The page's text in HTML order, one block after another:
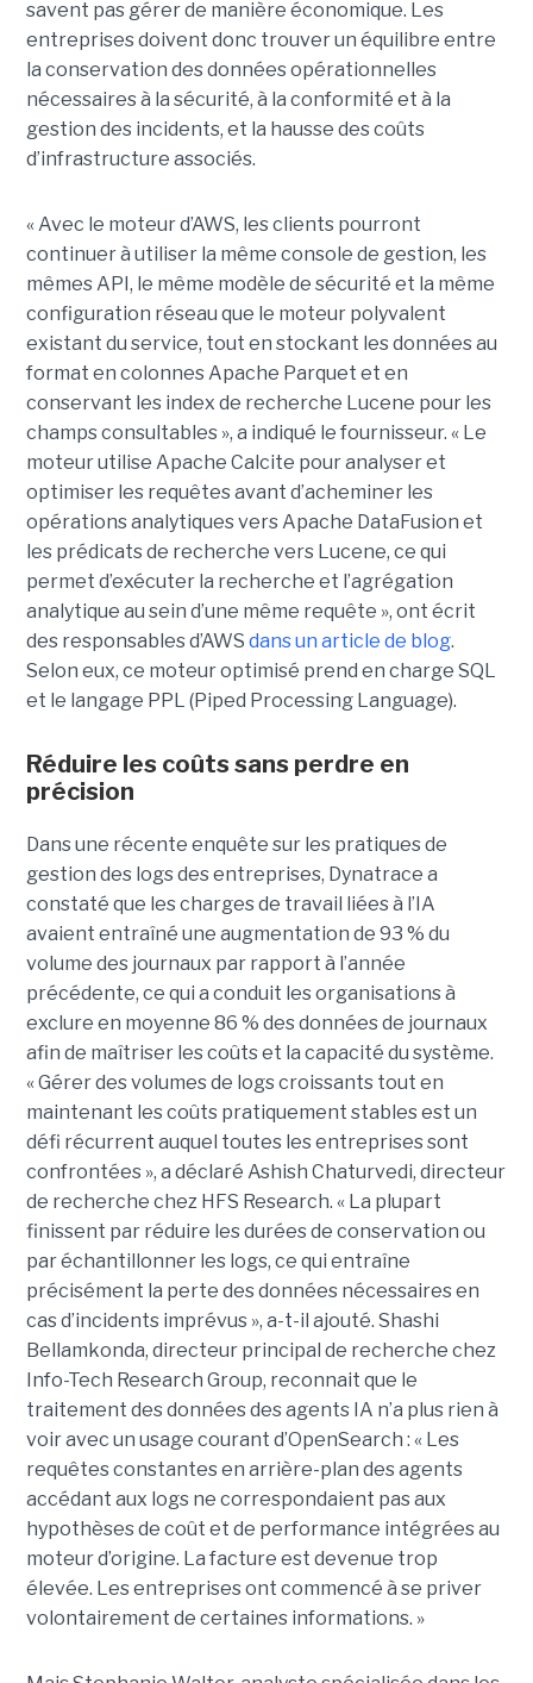
savent pas gérer de manière économique. Les
entreprises doivent donc trouver un équilibre entre
la conservation des données opérationnelles
nécessaires à la sécurité, à la conformité et à la
gestion des incidents, et la hausse des coûts
d’infrastructure associés.
« Avec le moteur d’AWS, les clients pourront
continuer à utiliser la même console de gestion, les
mêmes API, le même modèle de sécurité et la même
configuration réseau que le moteur polyvalent
existant du service, tout en stockant les données au
format en colonnes Apache Parquet et en
conservant les index de recherche Lucene pour les
champs consultables », a indiqué le fournisseur. « Le
moteur utilise Apache Calcite pour analyser et
optimiser les requêtes avant d’acheminer les
opérations analytiques vers Apache DataFusion et
les prédicats de recherche vers Lucene, ce qui
permet d’exécuter la recherche et l’agrégation
analytique au sein d’une même requête », ont écrit
des responsables d’AWS dans un article de blog.
Selon eux, ce moteur optimisé prend en charge SQL
et le langage PPL (Piped Processing Language).
Réduire les coûts sans perdre en
précision
Dans une récente enquête sur les pratiques de
gestion des logs des entreprises, Dynatrace a
constaté que les charges de travail liées à l’IA
avaient entraîné une augmentation de 93 % du
volume des journaux par rapport à l’année
précédente, ce qui a conduit les organisations à
exclure en moyenne 86 % des données de journaux
afin de maîtriser les coûts et la capacité du système.
« Gérer des volumes de logs croissants tout en
maintenant les coûts pratiquement stables est un
défi récurrent auquel toutes les entreprises sont
confrontées », a déclaré Ashish Chaturvedi, directeur
de recherche chez HFS Research. « La plupart
finissent par réduire les durées de conservation ou
par échantillonner les logs, ce qui entraîne
précisément la perte des données nécessaires en
cas d’incidents imprévus », a-t-il ajouté. Shashi
Bellamkonda, directeur principal de recherche chez
Info-Tech Research Group, reconnait que le
traitement des données des agents IA n’a plus rien à
voir avec un usage courant d’OpenSearch : « Les
requêtes constantes en arrière-plan des agents
accédant aux logs ne correspondaient pas aux
hypothèses de coût et de performance intégrées au
moteur d’origine. La facture est devenue trop
élevée. Les entreprises ont commencé à se priver
volontairement de certaines informations. »